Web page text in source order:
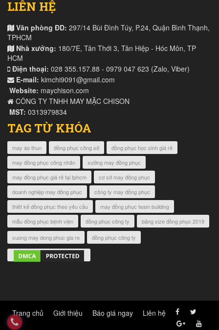
LIÊN HỆ
Văn phòng ĐD: 297/14 Bùi Đình Túy, P.24, Quận Bình Thạnh,
TPHCM
Nhà xưởng: 180/7E, Tân Thới 3, Tân Hiệp - Hóc Môn, TP
HCM
Điện thoại: 028 355.157.88 - 0979 047 623 (Zalo, Viber)
E-mail: kimchi9091@gmail.com
Website: maychison.com
CÔNG TY TNHH MAY MẶC CHISON
MST: 0313979834
TAG TỪ KHÓA
may áo thun đồng phục công sở
đồng phục học sinh giá rẻ
may đồng phục công nhân
xưởng may đồng phục
may đồng phục giá rẻ tại tphcm
cơ sở may đồng phục
doanh nghiệp may đồng phục
công ty may đồng phục
thiết kế đồng phục theo yêu cầu
may đồng phục team building
mẫu đồng phục bệnh viện
đồng phục công ty bảng size đồng phục 2019
xuong may dong phuc gia re đồng phục công ty
Trang chủ Giới thiệu Báo giá ngay Liên hệ